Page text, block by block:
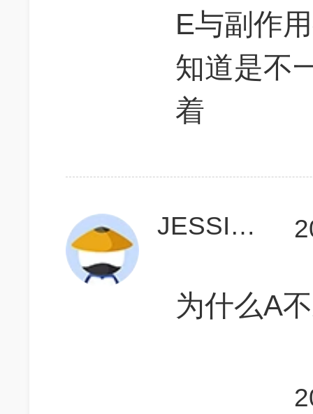
E与副作
知道是不
着
JESSICAYANG77
为什么A